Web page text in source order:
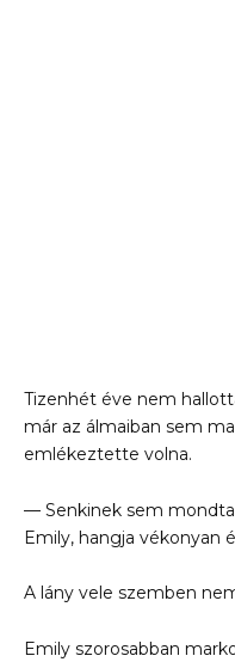
Tizenhét éve nem
már az álmaiban sem
emlékeztette volna.
— Senkinek sem
Emily, hangja vékonyan
A lány vele szemben
Emily szorosabban